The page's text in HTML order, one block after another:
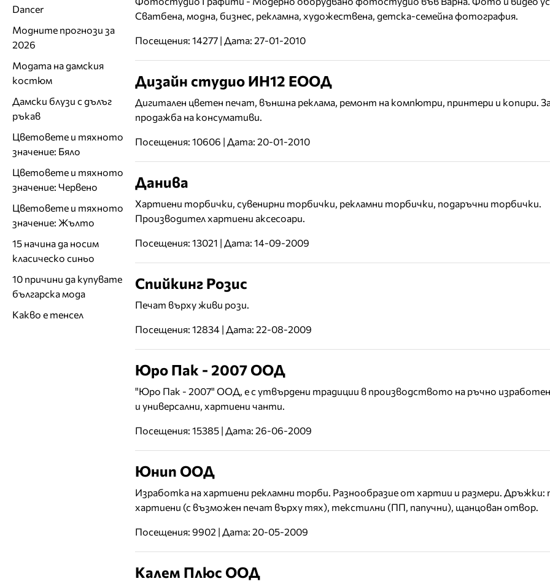
Сватбена, модна, бизнес, рекламна, художествена, детска-семейна фотография.
Посещения: 14277 | Дата: 27-01-2010
Дизайн студио ИН12 ЕООД
Дигитален цветен печат, външна реклама, ремонт на компютри, принтери и копири.
продажба на консумативи.
Посещения: 10606 | Дата: 20-01-2010
Данива
Хартиени торбички, сувенирни торбички, рекламни торбички, подаръчни торбички.
Производител хартиени аксесоари.
Посещения: 13021 | Дата: 14-09-2009
Спийкинг Розис
Печат върху живи рози.
Посещения: 12834 | Дата: 22-08-2009
Юро Пак - 2007 ООД
"Юро Пак - 2007" ООД, е с утвърдени традиции в производството на ръчно
и универсални, хартиени чанти.
Посещения: 15385 | Дата: 26-06-2009
Юнип ООД
Изработка на хартиени рекламни торби. Разнообразие от хартии и размери. Дръжки:
хартиени (с възможен печат върху тях), текстилни (ПП, папучни), щанцован отвор.
Посещения: 9902 | Дата: 20-05-2009
Калем Плюс ООД
Dancer
Модните прогнози за
2026
Модата на дамския
костюм
Дамски блузи с дълъг
ръкав
Цветовете и тяхното
значение: Бяло
Цветовете и тяхното
значение: Червено
Цветовете и тяхното
значение: Жълто
15 начина да носим
класическо синьо
10 причини да купувате
българска мода
Какво е тенсел